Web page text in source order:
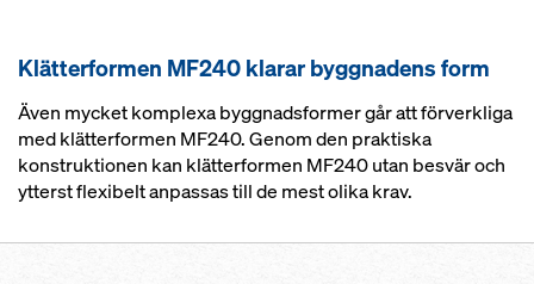
Klätterformen MF240 klarar byggnadens form
Även mycket komplexa byggnadsformer går att förverkliga
med klätterformen MF240. Genom den praktiska
konstruktionen kan klätterformen MF240 utan besvär och
ytterst flexibelt anpassas till de mest olika krav.